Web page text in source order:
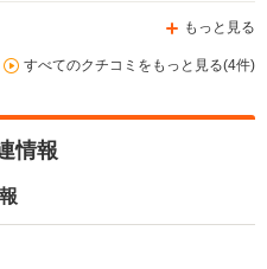
もっと見る
すべてのクチコミをもっと見る(4件)
情報